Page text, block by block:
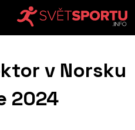
v Norsku
2024